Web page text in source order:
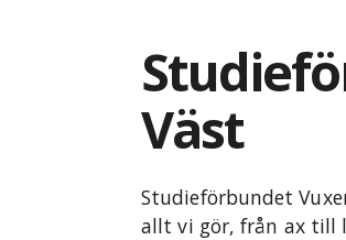
Väst
Studieförbundet
allt vi gör, från ax till